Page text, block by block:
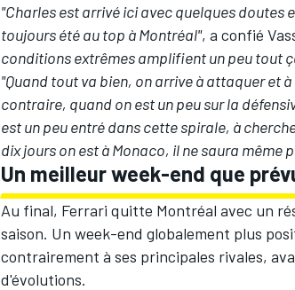
"Charles est arrivé ici avec quelques doutes
toujours été au top à Montréal", a confié
conditions extrêmes amplifient un peu tout
"Quand tout va bien, on arrive à attaquer et
contraire, quand on est un peu sur la
est un peu entré dans cette spirale, à
dix jours on est à Monaco, il ne saura même
Un meilleur week-end que
Au final, Ferrari quitte Montréal avec un
saison. Un week-end globalement plus
contrairement à ses principales rivales,
d'évolutions.